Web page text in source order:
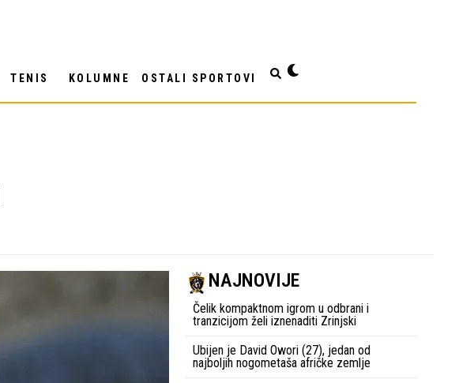
TENIS KOLUMNE OSTALI SPORTOVI
NAJNOVIJE
Čelik kompaktnom igrom u odbrani i
tranzicijom želi iznenaditi Zrinjski
Ubijen je David Owori (27), jedan od
najboljih nogometaša afričke zemlje